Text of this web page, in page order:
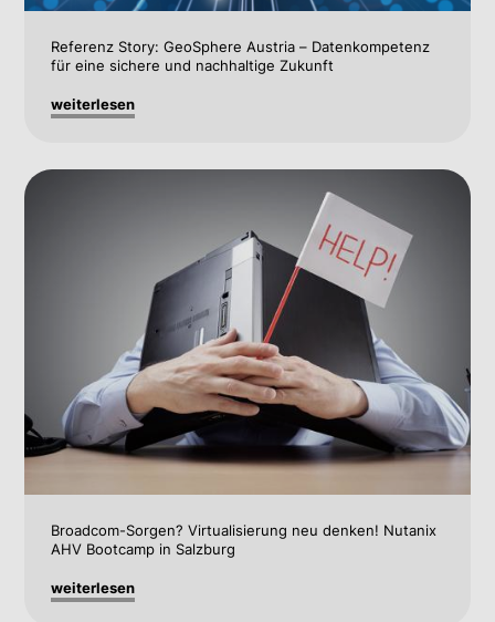
Referenz Story: GeoSphere Austria – Datenkompetenz
für eine sichere und nachhaltige Zukunft
weiterlesen
Broadcom-Sorgen? Virtualisierung neu denken! Nutanix
AHV Bootcamp in Salzburg
weiterlesen